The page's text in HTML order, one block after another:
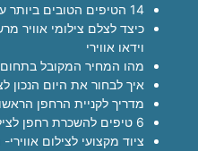
14 הטיפים הטובים ביותר על רחפנים מקצועיים וצילומי רחפן
כיצד לצלם צילומי אוויר
וידאו אווירי
מהו המחיר המקובל בתחום
איך לבחור את היום הנכון
מדריך לקניית הרחפן
6 טיפים להשכרת רחפן לצילום אווירי
ציוד מקצועי לצילום